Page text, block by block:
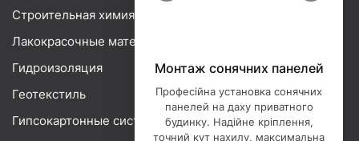
Монтаж сонячних панелей
Професійна установка сонячних
панелей на даху приватного
будинку. Надійне кріплення,
точний кут нахилу, максимальна
Строительная химия
Лакокрасочные материалы
Гидроизоляция
Геотекстиль
Гипсокартонные системы